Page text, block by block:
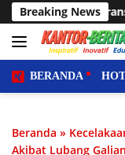
Langsung
ke
konten
Breaking News
BERANDA
Beranda »
Akibat Lubang